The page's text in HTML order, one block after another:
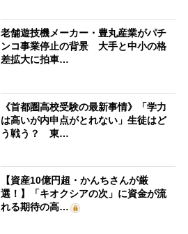
老舗遊技機メーカー・豊丸産業がパチ
ンコ事業停止の背景 大手と中小の格
差拡大に拍車…
《首都圏高校受験の最新事情》「学力
は高いが内申点がとれない」生徒はど
う戦う？ 東…
【資産10億円超・かんちさんが厳
選！】「キオクシアの次」に資金が流
れる期待の高…